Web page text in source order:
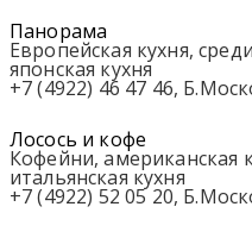
Панорама
Европейская кухня,
японская кухня
+7 (4922) 46 47 46,
Лосось и кофе
Кофейни, американская
итальянская кухня
+7 (4922) 52 05 20,